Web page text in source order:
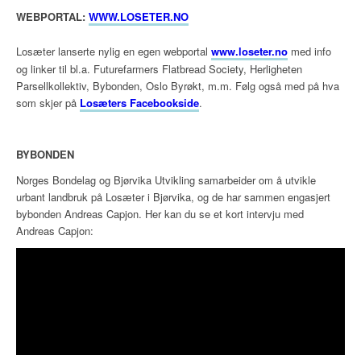
WEBPORTAL: WWW.LOSETER.NO
Losæter lanserte nylig en egen webportal www.loseter.no med info
og linker til bl.a. Futurefarmers Flatbread Society, Herligheten
Parsellkollektiv, Bybonden, Oslo Byrøkt, m.m. Følg også med på hva
som skjer på Losæters Facebookside.
BYBONDEN
Norges Bondelag og Bjørvika Utvikling samarbeider om å utvikle
urbant landbruk på Losæter i Bjørvika, og de har sammen engasjert
bybonden Andreas Capjon. Her kan du se et kort intervju med
Andreas Capjon: